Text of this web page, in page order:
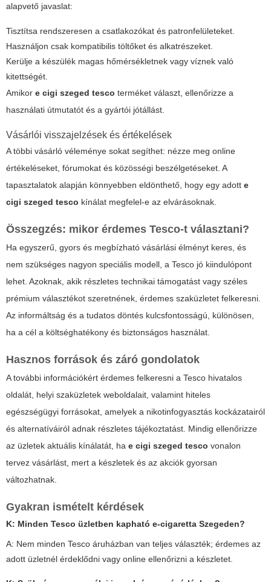
alapvető javaslat:
Tisztítsa rendszeresen a csatlakozókat és patronfelületeket.
Használjon csak kompatibilis töltőket és alkatrészeket.
Kerülje a készülék magas hőmérsékletnek vagy víznek való
kitettségét.
Amikor e cigi szeged tesco terméket választ, ellenőrizze a
használati útmutatót és a gyártói jótállást.
Vásárlói visszajelzések és értékelések
A többi vásárló véleménye sokat segíthet: nézze meg online
értékeléseket, fórumokat és közösségi beszélgetéseket. A
tapasztalatok alapján könnyebben eldönthető, hogy egy adott e
cigi szeged tesco kínálat megfelel-e az elvárásoknak.
Összegzés: mikor érdemes Tesco-t választani?
Ha egyszerű, gyors és megbízható vásárlási élményt keres, és
nem szükséges nagyon speciális modell, a Tesco jó kiindulópont
lehet. Azoknak, akik részletes technikai támogatást vagy széles
prémium választékot szeretnének, érdemes szaküzletet felkeresni.
Az informáltság és a tudatos döntés kulcsfontosságú, különösen,
ha a cél a költséghatékony és biztonságos használat.
Hasznos források és záró gondolatok
A további információkért érdemes felkeresni a Tesco hivatalos
oldalát, helyi szaküzletek weboldalait, valamint hiteles
egészségügyi forrásokat, amelyek a nikotinfogyasztás kockázatairól
és alternatíváiról adnak részletes tájékoztatást. Mindig ellenőrizze
az üzletek aktuális kínálatát, ha e cigi szeged tesco vonalon
tervez vásárlást, mert a készletek és az akciók gyorsan
változhatnak.
Gyakran ismételt kérdések
K: Minden Tesco üzletben kapható e-cigaretta Szegeden?
A: Nem minden Tesco áruházban van teljes választék; érdemes az
adott üzletnél érdeklődni vagy online ellenőrizni a készletet.